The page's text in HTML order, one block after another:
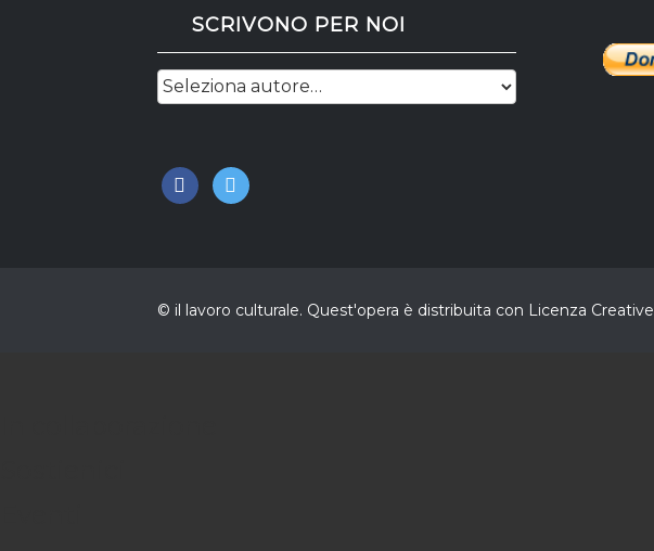
SCRIVONO PER NOI
facebook
twitter
© il lavoro culturale. Quest'opera è distribuita con Licenza